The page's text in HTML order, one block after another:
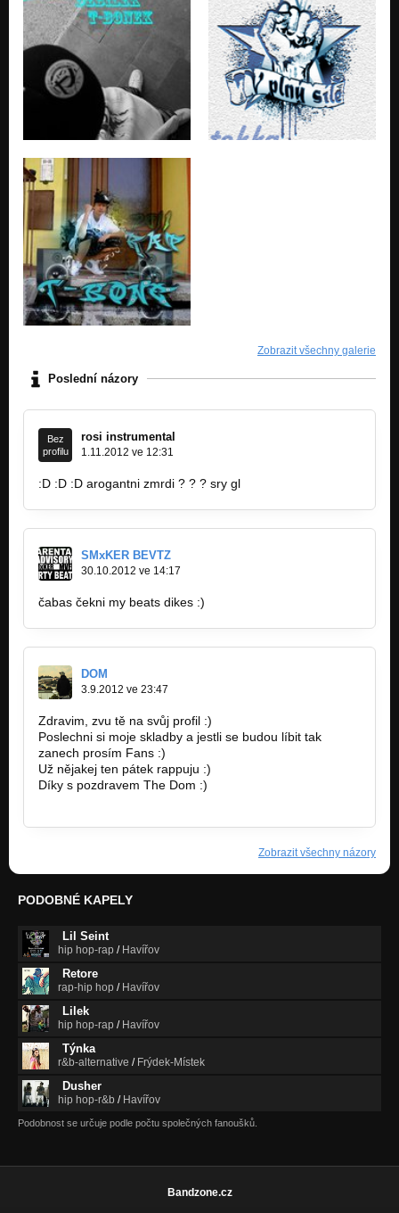
Zobrazit všechny galerie
Poslední názory
Bez
profilu
rosi instrumental
1.11.2012 ve 12:31
:D :D :D arogantni zmrdi ? ? ? sry gl
SMxKER BEVTZ
30.10.2012 ve 14:17
čabas čekni my beats dikes :)
DOM
3.9.2012 ve 23:47
Zdravim, zvu tě na svůj profil :)
Poslechni si moje skladby a jestli se budou líbit tak
zanech prosím Fans :)
Už nějakej ten pátek rappuju :)
Díky s pozdravem The Dom :)
Zobrazit všechny názory
PODOBNÉ KAPELY
Lil Seint
hip hop-rap / Havířov
Retore
rap-hip hop / Havířov
Lilek
hip hop-rap / Havířov
Týnka
r&b-alternative / Frýdek-Místek
Dusher
hip hop-r&b / Havířov
Podobnost se určuje podle počtu společných fanoušků.
Bandzone.cz